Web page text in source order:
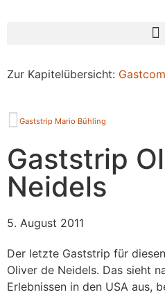
Zur Kapitelübersicht:
Gaststrip Mario Bühling
Gaststrip
Neidels
5. August 2011
Der letzte Gaststrip für
Oliver de Neidels. Das sieht
Erlebnissen in den USA aus,